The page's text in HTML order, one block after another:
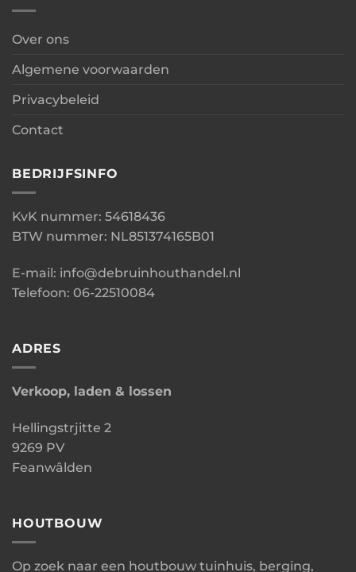
Over ons
Algemene voorwaarden
Privacybeleid
Contact
BEDRIJFSINFO
KvK nummer: 54618436
BTW nummer: NL851374165B01
E-mail: info@debruinhouthandel.nl
Telefoon: 06-22510084
ADRES
Verkoop, laden & lossen
Hellingstrjitte 2
9269 PV
Feanwâlden
HOUTBOUW
Op zoek naar een houtbouw tuinhuis, berging,